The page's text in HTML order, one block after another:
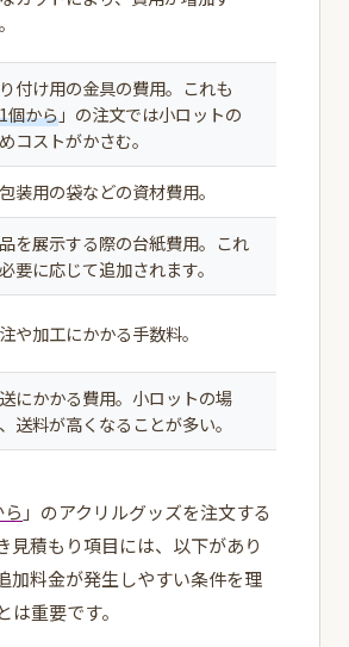
付け用の金具の費用。これも
1個から」の注文では小ロットの
コストがかさむ。
装用の袋などの資材費用。
を展示する際の台紙費用。これ
要に応じて追加されます。
や加工にかかる手数料。
にかかる費用。小ロットの場
送料が高くなることが多い。
」のアクリルグッズを注文する
見積もり項目には、以下があり
加料金が発生しやすい条件を理
は重要です。